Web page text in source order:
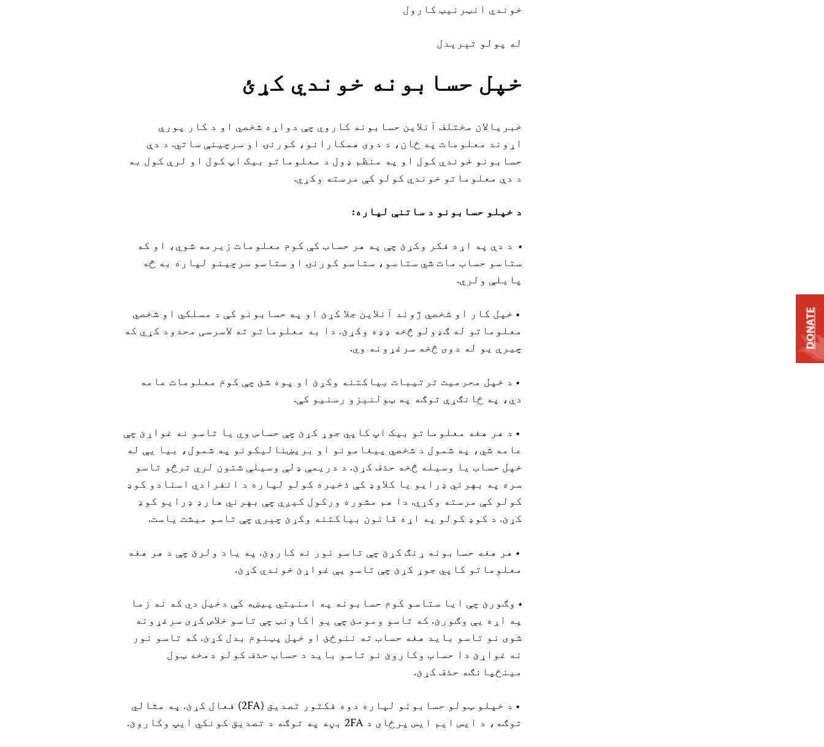
خوندي انټرنیټ کارول
له پولو تېرېدل
خپل حسابونه خوندي کړئ
خبریالان مختلف آنلاین حسابونه کاروي چې دواړه شخصي او د کار پورې
اړوند معلومات په ځان، د دوی همکارانو، کورنۍ او سرچینې ساتي. د دې
حسابونو خوندي کول او په منظم ډول د معلوماتو بیک اپ کول او لرې کول به
د دې معلوماتو خوندي کولو کې مرسته وکړي.
د خپلو حسابونو د ساتنې لپاره:
• د دې په اړه فکر وکړئ چې په هر حساب کې کوم معلومات زیرمه شوي، او که
ستاسو حساب مات شي ستاسو، ستاسو کورنۍ او ستاسو سرچینو لپاره به څه
پایلې ولري.
• خپل کار او شخصي ژوند آنلاین جلا کړئ او په حسابونو کې د مسلکي او شخصي
معلوماتو له ګډولو څخه ډډه وکړئ. دا به معلوماتو ته لاسرسی محدود کړي که
چیرې یو له دوی څخه سرغړونه وي.
• د خپل محرمیت ترتیبات بیاکتنه وکړئ او پوه شئ چې کوم معلومات عامه
دي، په ځانګړې توګه په ټولنیزو رسنیو کې.
• د هر هغه معلوماتو بیک اپ کاپي جوړ کړئ چې حساس وي یا تاسو نه غواړئ چې
عامه شي، په شمول د شخصي پیغامونو او بریښنالیکونو په شمول، بیا یې له
خپل حساب یا وسیله څخه حذف کړئ. د دریمې ډلې وسیلې شتون لري ترڅو تاسو
سره په بهرني ډرایو یا کلاوډ کې ذخیره کولو لپاره د انفرادي اسنادو کوډ
کولو کې مرسته وکړي. دا هم مشوره ورکول کیږي چې بهرني هارډ ډرایو کوډ
کړئ. د کوډ کولو په اړه قانون بیاکتنه وکړئ چیرې چې تاسو میشت یاست.
• هر هغه حسابونه ړنګ کړئ چې تاسو نور نه کاروئ. په یاد ولرئ چې د هر هغه
معلوماتو کاپي جوړ کړئ چې تاسو یې غواړئ خوندي کړئ.
• وګورئ چې ایا ستاسو کوم حسابونه په امنیتي پیښه کې دخیل دي که نه زما
په اړه یې وګورئ. که تاسو ومومئ چې یو اکاونټ چې تاسو خلاص کړی سرغړونه
شوی نو تاسو باید هغه حساب ته ننوځئ او خپل پټنوم بدل کړئ. که تاسو نور
نه غواړئ دا حساب وکاروئ نو تاسو باید د حساب حذف کولو دمخه ټول
مینځپانګه حذف کړئ.
• د خپلو ټولو حسابونو لپاره دوه فکتور تصدیق (2FA) فعال کړئ. په مثالي
توګه، د ایس ایم ایس پرځای د 2FA بڼه په توګه د تصدیق کونکي ایپ وکاروئ.
DONATE